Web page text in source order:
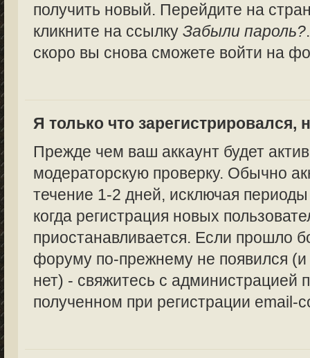
получить новый. Перейдите на
кликните на ссылкуЗабыли пароль?
скоро вы снова сможете войти на
Я только что зарегистрировался,
Прежде чем ваш аккаунт будет
модераторскую проверку. Обычно
течение 1-2 дней, исключая периоды
когда регистрация новых
приостанавливается. Если прошло
форуму по-прежнему не появился
нет) - свяжитесь с администрацией
полученном при регистрации email-